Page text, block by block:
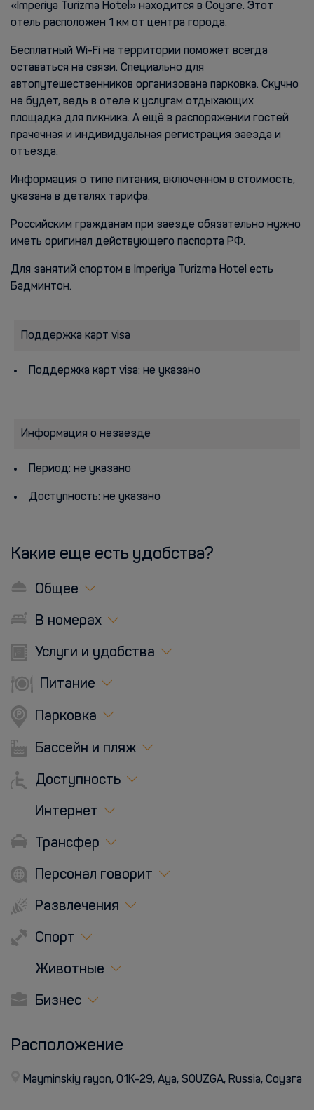
«Imperiya Turizma Hotel» находится в Соузге. Этот
отель расположен 1 км от центра города.
Бесплатный Wi-Fi на территории поможет всегда
оставаться на связи. Специально для
автопутешественников организована парковка. Скучно
не будет, ведь в отеле к услугам отдыхающих
площадка для пикника. А ещё в распоряжении гостей
прачечная и индивидуальная регистрация заезда и
отъезда.
Информация о типе питания, включенном в стоимость,
указана в деталях тарифа.
Российским гражданам при заезде обязательно нужно
иметь оригинал действующего паспорта РФ.
Для занятий спортом в Imperiya Turizma Hotel есть
Бадминтон.
Поддержка карт visa
Поддержка карт visa: не указано
Информация о незаезде
Период: не указано
Доступность: не указано
Какие еще есть удобства?
Общее
В номерах
Услуги и удобства
Питание
Парковка
Бассейн и пляж
Доступность
Интернет
Трансфер
Персонал говорит
Развлечения
Спорт
Животные
Бизнес
Расположение
Mayminskiy rayon, 01K-29, Aya, SOUZGA, Russia, Соузга